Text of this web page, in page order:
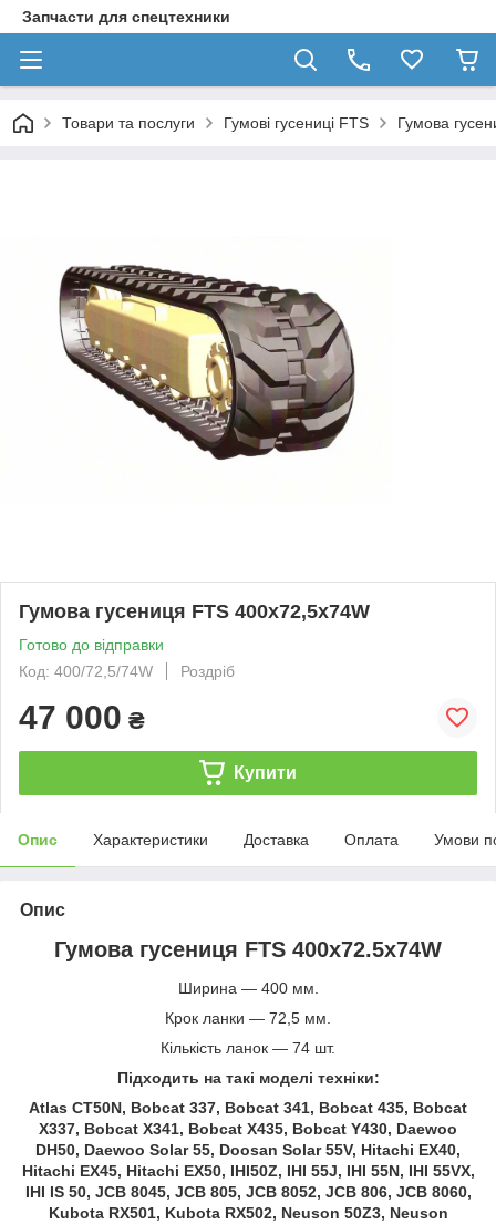
Запчасти для спецтехники
Товари та послуги Гумові гусениці FTS Гумова
Гумова гусениця FTS 400х72,5х74W
Готово до відправки
Код: 400/72,5/74W
Роздріб
47 000 ₴
Купити
Опис Характеристики Доставка Оплата Умови
Опис
Гумова гусениця FTS 400х72.5х74W
Ширина — 400 мм.
Крок ланки — 72,5 мм.
Кількість ланок — 74 шт.
Підходить на такі моделі техніки:
Atlas CT50N, Bobcat 337, Bobcat 341, Bobcat 435, Bobcat
X337, Bobcat X341, Bobcat X435, Bobcat Y430, Daewoo
DH50, Daewoo Solar 55, Doosan Solar 55V, Hitachi EX40,
Hitachi EX45, Hitachi EX50, IHI50Z, IHI 55J, IHI 55N, IHI 55VX,
IHI IS 50, JCB 8045, JCB 805, JCB 8052, JCB 806, JCB 8060,
Kubota RX501, Kubota RX502, Neuson 50Z3, Neuson